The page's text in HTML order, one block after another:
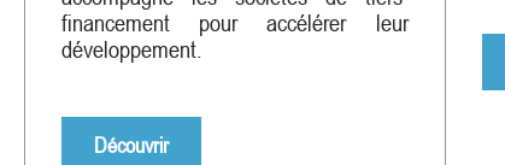
financement pour accélérer leur
développement.
Découvrir